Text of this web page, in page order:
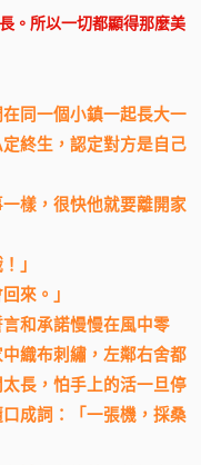
。所以一切都顯得那麼美
同一個小鎮一起長大一
終生，認定對方是自己
樣，很快他就要離開家
」
來。」
和承諾慢慢在風中零
織布刺繡，左鄰右舍都
長，怕手上的活一旦停
成詞：「一張機，採桑